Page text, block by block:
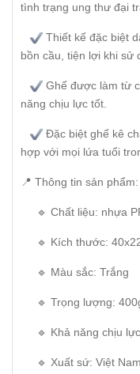
tình trạng ung thư đại
Thiết kế đặc biệt
bồn cầu, tiện lợi khi sử
Ghế được làm từ
năng chịu lực tốt.
Đặc biệt ghế kê
hợp với mọi lứa tuổi
📍 Thông tin sản phẩm:
🔹 Chất liệu: nhựa
🔹 Kích thước:
🔹 Màu sắc: Trắng
🔹 Trọng lượng:
🔹 Khả năng chịu
🔹 Xuất sứ: Việt Nam